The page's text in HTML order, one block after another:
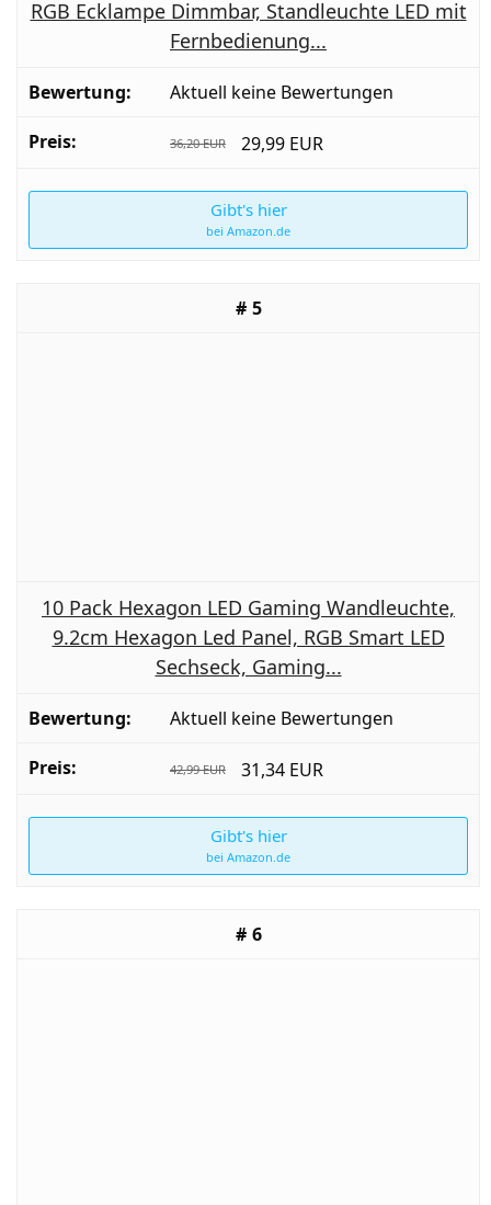
RGB Ecklampe Dimmbar, Standleuchte LED mit
Fernbedienung...
Aktuell keine Bewertungen
36,20 EUR 29,99 EUR
Gibt's hier
bei Amazon.de
5
10 Pack Hexagon LED Gaming Wandleuchte,
9.2cm Hexagon Led Panel, RGB Smart LED
Sechseck, Gaming...
Aktuell keine Bewertungen
42,99 EUR 31,34 EUR
Gibt's hier
bei Amazon.de
6